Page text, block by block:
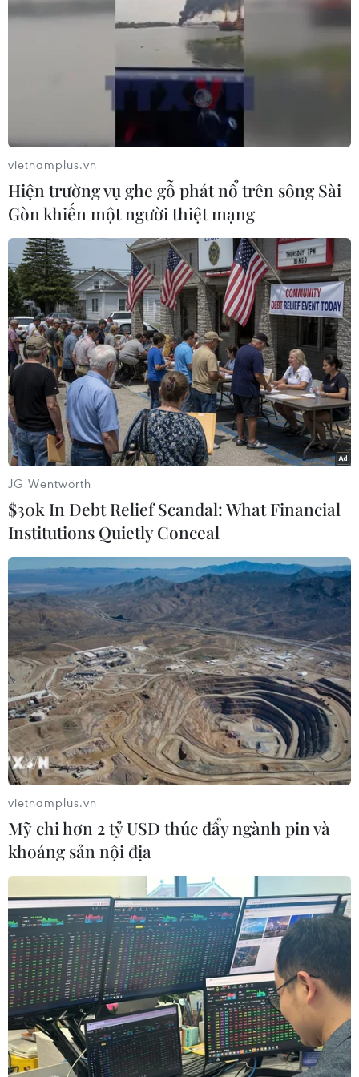
Nhật Bản cung cấp Wifi miễn phí để thu
hút du khách dịp Olympic 2020
14/06/2019 22:36
Theo Chính phủ Nhật Bản, kế hoạch cung cấp thông tin
bằng nhiều thứ tiếng và truy cập Wifi miễn phí ở 300
tuyến giao thông công cộng khi Xứ sở hoa Anh đào
đang nỗ lực thu hút khách du lịch nước ngoài.
Hàn Quốc ấp ủ kế hoạch cùng Triều Tiên
đăng cai World Cup bóng đá nữ
05/07/2019 23:57
Chủ tịch Liên đoàn bóng đá Hàn Quốc (KFA) một lần
nữa cho biết ông hy vọng có thể thúc đẩy kế hoạch đề
nghị Triều Tiên cùng Hàn Quốc đồng đăng cai tổ chức
World Cup bóng đá nữ 2023.
vietnamplus.vn
Hiện trường vụ ghe gỗ phát nổ trên sông Sài
Gòn khiến một người thiệt mạng
JG Wentworth
$30k In Debt Relief Scandal: What Financial
Institutions Quietly Conceal
vietnamplus.vn
Mỹ chi hơn 2 tỷ USD thúc đẩy ngành pin và
khoáng sản nội địa